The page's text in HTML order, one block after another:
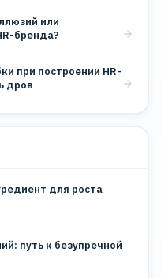
или
бренда?
при построении HR-
дров
для роста
путь к безупречной